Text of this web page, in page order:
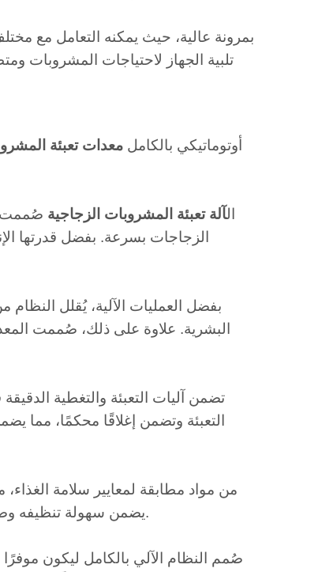
تلبية الجهاز لاحتياجات المشروبات
MIC 24-18-6 أوتوماتيكي بالكاملمعدات تعبئة
الآلة تعبئة المشروبات الزجاجية صُممت
الزجاجات بسرعة. بفضل قدرتها
بفضل العمليات الآلية، يُقلل
البشرية. علاوة على ذلك، صُممت
تضمن آليات التعبئة والتغطية
التعبئة وتضمن إغلاقًا محكمًا، مما
يضمن سهولة تنظيفه وصيانته. هذا يقلل من خطر التلوث ويضمن بيئة نظيفة وآمنة لإنتاج مشروباتك.
صُمم النظام الآلي بالكامل ليكون